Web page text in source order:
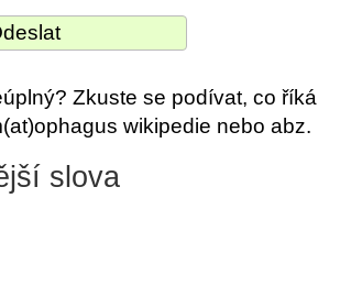
Zkuste se podívat, co říká
wikipedie nebo abz.
slova